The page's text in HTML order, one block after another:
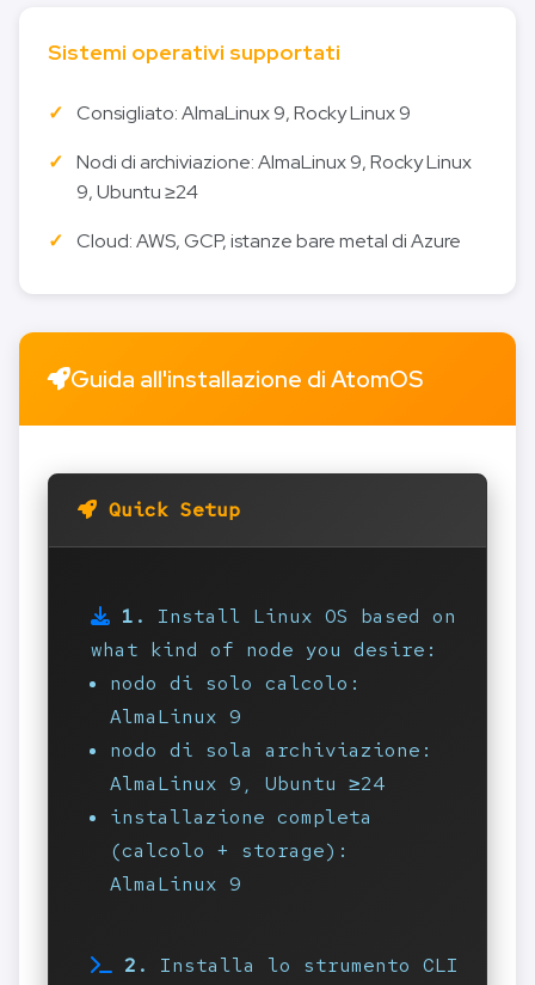
Sistemi operativi supportati
Consigliato: AlmaLinux 9, Rocky Linux 9
Nodi di archiviazione: AlmaLinux 9, Rocky Linux
9, Ubuntu ≥24
Cloud: AWS, GCP, istanze bare metal di Azure
Guida all'installazione di AtomOS
Quick Setup
1.
Install Linux OS based on
what kind of node you desire:
nodo di solo calcolo:
AlmaLinux 9
nodo di sola archiviazione:
AlmaLinux 9, Ubuntu ≥24
installazione completa
(calcolo + storage):
AlmaLinux 9
2.
Installa lo strumento CLI